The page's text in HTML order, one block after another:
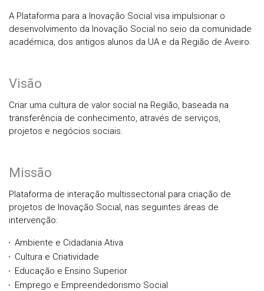
A Plataforma para a Inovação Social visa impulsionar o
desenvolvimento da Inovação Social no seio da comunidade
académica, dos antigos alunos da UA e da Região de Aveiro.
Visão
Criar uma cultura de valor social na Região, baseada na
transferência de conhecimento, através de serviços,
projetos e negócios sociais.
Missão
Plataforma de interação multissectorial para criação de
projetos de Inovação Social, nas seguintes áreas de
intervenção:
Ambiente e Cidadania Ativa
Cultura e Criatividade
Educação e Ensino Superior
Emprego e Empreendedorismo Social